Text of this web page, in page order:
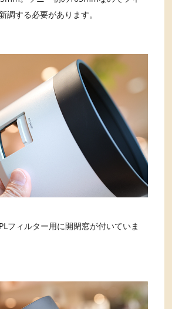
調する必要があります。
フィルター用に開閉窓が付いていま